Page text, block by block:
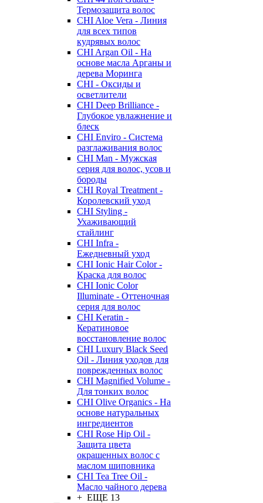
Термозащита волос
CHI Aloe Vera - Линия
для всех типов
кудрявых волос
CHI Argan Oil - На
основе масла Арганы и
дерева Моринга
CHI - Оксиды и
осветлители
CHI Deep Brilliance -
Глубокое увлажнение и
блеск
CHI Enviro - Система
разглаживания волос
CHI Man - Мужская
серия для волос, усов и
бороды
CHI Royal Treatment -
Королевский уход
CHI Styling -
Ухаживающий
стайлинг
CHI Infra -
Ежедневный уход
CHI Ionic Hair Color -
Краска для волос
CHI Ionic Color
Illuminate - Оттеночная
серия для волос
CHI Keratin -
Кератиновое
восстановление волос
CHI Luxury Black Seed
Oil - Линия уходов для
поврежденных волос
CHI Magnified Volume -
Для тонких волос
CHI Olive Organics - На
основе натуральных
ингредиентов
CHI Rose Hip Oil -
Защита цвета
окрашенных волос с
маслом шиповника
CHI Tea Tree Oil -
Масло чайного дерева
+ ЕЩЕ 13